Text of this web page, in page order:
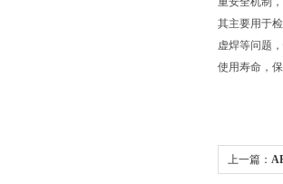
其主要用于
虚焊等问题
使用寿命，
上一篇：